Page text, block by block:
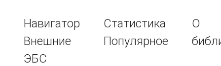
Навигатор
Внешние
ЭБС
Статистика
Популярное
О